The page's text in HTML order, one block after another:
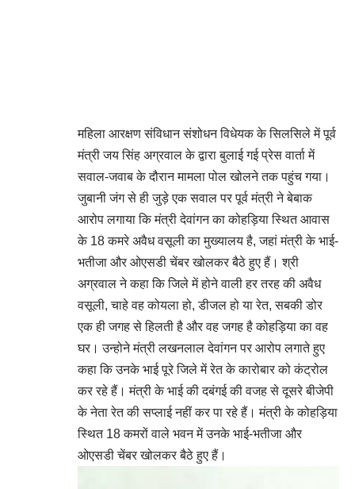
महिला आरक्षण संविधान संशोधन विधेयक के सिलसिले में पूर्व
मंत्री जय सिंह अग्रवाल के द्वारा बुलाई गई प्रेस वार्ता में
सवाल-जवाब के दौरान मामला पोल खोलने तक पहुंच गया।
जुबानी जंग से ही जुड़े एक सवाल पर पूर्व मंत्री ने बेबाक
आरोप लगाया कि मंत्री देवांगन का कोहड़िया स्थित आवास
के 18 कमरे अवैध वसूली का मुख्यालय है, जहां मंत्री के भाई-
भतीजा और ओएसडी चेंबर खोलकर बैठे हुए हैं। श्री
अग्रवाल ने कहा कि जिले में होने वाली हर तरह की अवैध
वसूली, चाहे वह कोयला हो, डीजल हो या रेत, सबकी डोर
एक ही जगह से हिलती है और वह जगह है कोहड़िया का वह
घर। उन्होने मंत्री लखनलाल देवांगन पर आरोप लगाते हुए
कहा कि उनके भाई पूरे जिले में रेत के कारोबार को कंट्रोल
कर रहे हैं। मंत्री के भाई की दबंगई की वजह से दूसरे बीजेपी
के नेता रेत की सप्लाई नहीं कर पा रहे हैं। मंत्री के कोहड़िया
स्थित 18 कमरों वाले भवन में उनके भाई-भतीजा और
ओएसडी चेंबर खोलकर बैठे हुए हैं।